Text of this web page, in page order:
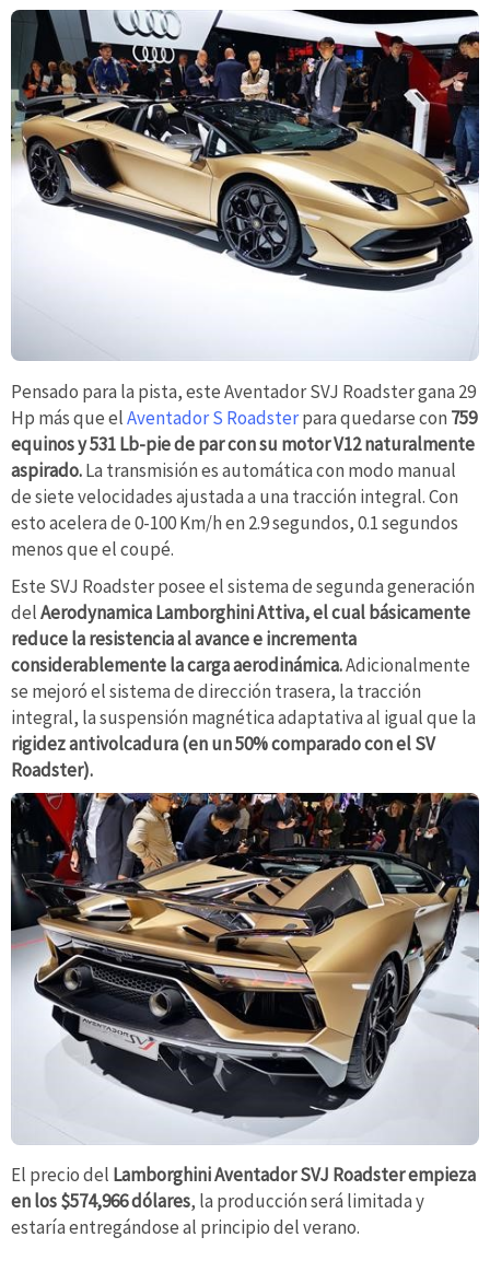
Pensado para la pista, este Aventador SVJ Roadster gana 29
Hp más que elAventador S Roadsterpara quedarse con 759
equinos y 531 Lb-pie de par con su motor V12 naturalmente
aspirado.La transmisión es automática con modo manual
de siete velocidades ajustada a una tracción integral. Con
esto acelera de 0-100 Km/h en 2.9 segundos, 0.1 segundos
menos que el coupé.
Este SVJ Roadster posee el sistema de segunda generación
delAerodynamica Lamborghini Attiva, el cual básicamente
reduce la resistencia al avance e incrementa
considerablemente la carga aerodinámica.Adicionalmente
se mejoró el sistema de dirección trasera, la tracción
integral, la suspensión magnética adaptativa al igual que la
rigidez antivolcadura (en un 50% comparado con el SV
Roadster).
El precio del Lamborghini Aventador SVJ Roadster empieza
en los $574,966 dólares, la producción será limitada y
estaría entregándose al principio del verano.